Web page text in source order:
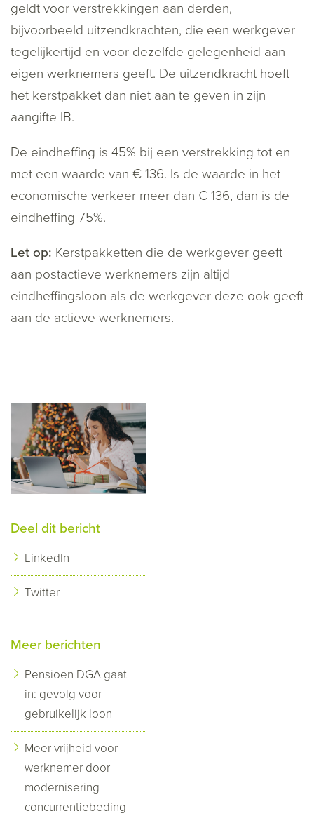
geldt voor verstrekkingen aan derden,
bijvoorbeeld uitzendkrachten, die een werkgever
tegelijkertijd en voor dezelfde gelegenheid aan
eigen werknemers geeft. De uitzendkracht hoeft
het kerstpakket dan niet aan te geven in zijn
aangifte IB.
De eindheffing is 45% bij een verstrekking tot en
met een waarde van € 136. Is de waarde in het
economische verkeer meer dan € 136, dan is de
eindheffing 75%.
Let op: Kerstpakketten die de werkgever geeft
aan postactieve werknemers zijn altijd
eindheffingsloon als de werkgever deze ook geeft
aan de actieve werknemers.
Deel dit bericht
LinkedIn
Twitter
Meer berichten
Pensioen DGA gaat
in: gevolg voor
gebruikelijk loon
Meer vrijheid voor
werknemer door
modernisering
concurrentiebeding